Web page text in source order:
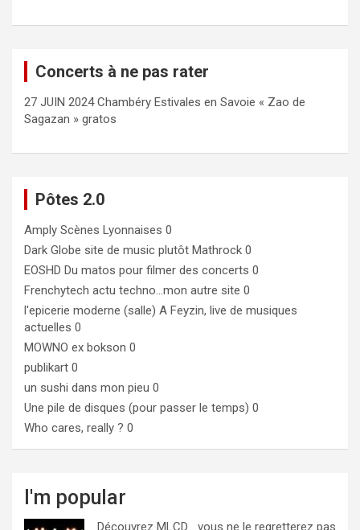
Concerts à ne pas rater
27 JUIN 2024 Chambéry Estivales en Savoie « Zao de
Sagazan » gratos
Pôtes 2.0
Amply Scènes Lyonnaises 0
Dark Globe site de music plutôt Mathrock 0
EOSHD Du matos pour filmer des concerts 0
Frenchytech actu techno…mon autre site 0
l'epicerie moderne (salle) A Feyzin, live de musiques
actuelles 0
MOWNO ex bokson 0
publikart 0
un sushi dans mon pieu 0
Une pile de disques (pour passer le temps) 0
Who cares, really ? 0
I'm popular
Découvrez MLCD… vous ne le regretterez pas